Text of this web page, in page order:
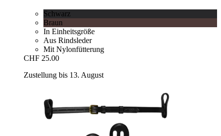
Schwarz
Braun
In Einheitsgröße
Aus Rindsleder
Mit Nylonfütterung
CHF 25.00
Zustellung bis 13. August